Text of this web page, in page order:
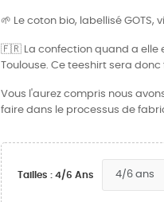
🌱 Le coton bio, labellisé GOTS,
🇫🇷 La confection quand a elle
Toulouse. Ce teeshirt sera
Vous l'aurez compris nous
faire dans le processus de
Tailles : 4/6 Ans